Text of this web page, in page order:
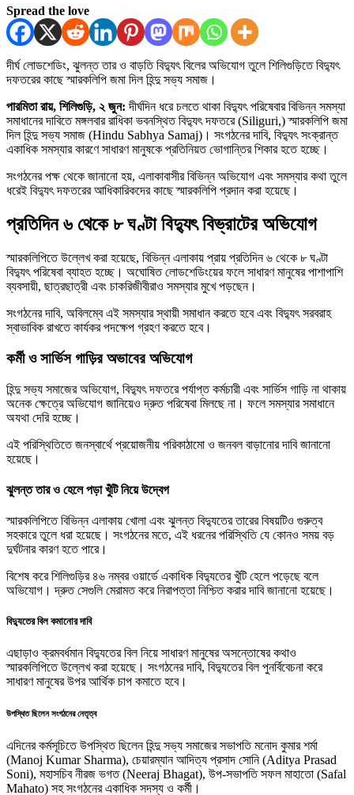
Spread the love
দীর্ঘ লোডশেডিং, ঝুলন্ত তার ও বাড়তি বিদ্যুৎ বিলের অভিযোগ তুলে শিলিগুড়িতে বিদ্যুৎ
দফতরের কাছে স্মারকলিপি জমা দিল হিন্দু সভ্য সমাজ।
পারমিতা রায়, শিলিগুড়ি, ২ জুন: দীর্ঘদিন ধরে চলতে থাকা বিদ্যুৎ পরিষেবার বিভিন্ন সমস্যা
সমাধানের দাবিতে মঙ্গলবার রাধিকা ভবনস্থিত বিদ্যুৎ দফতরে (Siliguri,) স্মারকলিপি জমা
দিল হিন্দু সভ্য সমাজ (Hindu Sabhya Samaj)। সংগঠনের দাবি, বিদ্যুৎ সংক্রান্ত
একাধিক সমস্যার কারণে সাধারণ মানুষকে প্রতিনিয়ত ভোগান্তির শিকার হতে হচ্ছে।
সংগঠনের পক্ষ থেকে জানানো হয়, এলাকাবাসীর বিভিন্ন অভিযোগ এবং সমস্যার কথা তুলে
ধরেই বিদ্যুৎ দফতরের আধিকারিকদের কাছে স্মারকলিপি প্রদান করা হয়েছে।
প্রতিদিন ৬ থেকে ৮ ঘণ্টা বিদ্যুৎ বিভ্রাটের অভিযোগ
স্মারকলিপিতে উল্লেখ করা হয়েছে, বিভিন্ন এলাকায় প্রায় প্রতিদিন ৬ থেকে ৮ ঘণ্টা
বিদ্যুৎ পরিষেবা ব্যাহত হচ্ছে। অঘোষিত লোডশেডিংয়ের ফলে সাধারণ মানুষের পাশাপাশি
ব্যবসায়ী, ছাত্রছাত্রী এবং চাকরিজীবীরাও সমস্যার মুখে পড়ছেন।
সংগঠনের দাবি, অবিলম্বে এই সমস্যার স্থায়ী সমাধান করতে হবে এবং বিদ্যুৎ সরবরাহ
স্বাভাবিক রাখতে কার্যকর পদক্ষেপ গ্রহণ করতে হবে।
কর্মী ও সার্ভিস গাড়ির অভাবের অভিযোগ
হিন্দু সভ্য সমাজের অভিযোগ, বিদ্যুৎ দফতরে পর্যাপ্ত কর্মচারী এবং সার্ভিস গাড়ি না থাকায়
অনেক ক্ষেত্রে অভিযোগ জানিয়েও দ্রুত পরিষেবা মিলছে না। ফলে সমস্যার সমাধানে
অযথা দেরি হচ্ছে।
এই পরিস্থিতিতে জনস্বার্থে প্রয়োজনীয় পরিকাঠামো ও জনবল বাড়ানোর দাবি জানানো
হয়েছে।
ঝুলন্ত তার ও হেলে পড়া খুঁটি নিয়ে উদ্বেগ
স্মারকলিপিতে বিভিন্ন এলাকায় খোলা এবং ঝুলন্ত বিদ্যুতের তারের বিষয়টিও গুরুত্ব
সহকারে তুলে ধরা হয়েছে। সংগঠনের মতে, এই ধরনের পরিস্থিতি যে কোনও সময় বড়
দুর্ঘটনার কারণ হতে পারে।
বিশেষ করে শিলিগুড়ির ৪৬ নম্বর ওয়ার্ডে একাধিক বিদ্যুতের খুঁটি হেলে পড়েছে বলে
অভিযোগ। দ্রুত সেগুলি মেরামত করে নিরাপত্তা নিশ্চিত করার দাবি জানানো হয়েছে।
বিদ্যুতের বিল কমানোর দাবি
এছাড়াও ক্রমবর্ধমান বিদ্যুতের বিল নিয়ে সাধারণ মানুষের অসন্তোষের কথাও
স্মারকলিপিতে উল্লেখ করা হয়েছে। সংগঠনের দাবি, বিদ্যুতের বিল পুনর্বিবেচনা করে
সাধারণ মানুষের উপর আর্থিক চাপ কমাতে হবে।
উপস্থিত ছিলেন সংগঠনের নেতৃত্ব
এদিনের কর্মসূচিতে উপস্থিত ছিলেন হিন্দু সভ্য সমাজের সভাপতি মনোদ কুমার শর্মা
(Manoj Kumar Sharma), চেয়ারম্যান আদিত্য প্রসাদ সোনি (Aditya Prasad
Soni), মহাসচিব নীরজ ভগত (Neeraj Bhagat), উপ-সভাপতি সফল মাহাতো (Safal
Mahato) সহ সংগঠনের একাধিক সদস্য ও কর্মী।